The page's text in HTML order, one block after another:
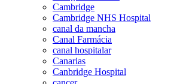
Cambridge
Cambridge NHS Hospital
canal da mancha
Canal Farmácia
canal hospitalar
Canarias
Canbridge Hospital